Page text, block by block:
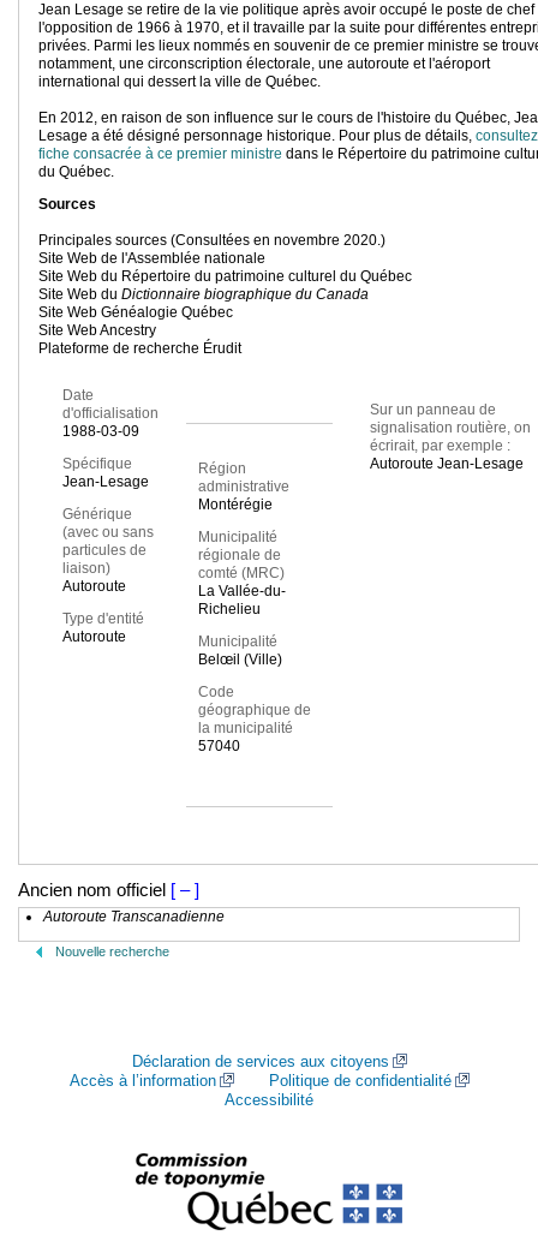
Jean Lesage se retire de la vie politique après avoir occupé le poste de chef
l'opposition de 1966 à 1970, et il travaille par la suite pour différentes
privées. Parmi les lieux nommés en souvenir de ce premier ministre se
notamment, une circonscription électorale, une autoroute et l'aéroport
international qui dessert la ville de Québec.
En 2012, en raison de son influence sur le cours de l'histoire du Québec,
Lesage a été désigné personnage historique. Pour plus de détails,
fiche consacrée à ce premier ministre dans le Répertoire du patrimoine
du Québec.
Sources
Principales sources (Consultées en novembre 2020.)
Site Web de l'Assemblée nationale
Site Web du Répertoire du patrimoine culturel du Québec
Site Web du Dictionnaire biographique du Canada
Site Web Généalogie Québec
Site Web Ancestry
Plateforme de recherche Érudit
Date
d'officialisation
1988-03-09
Spécifique
Jean-Lesage
Générique
(avec ou sans
particules de
liaison)
Autoroute
Type d'entité
Autoroute
Région
administrative
Montérégie
Municipalité
régionale de
comté (MRC)
La Vallée-du-
Richelieu
Municipalité
Belœil (Ville)
Code
géographique de
la municipalité
57040
Sur un panneau de
signalisation routière, on
écrirait, par exemple :
Autoroute Jean-Lesage
Ancien nom officiel [ – ]
Autoroute Transcanadienne
Nouvelle recherche
Déclaration de services aux citoyens
Accès à l’information
Politique de confidentialité
Accessibilité